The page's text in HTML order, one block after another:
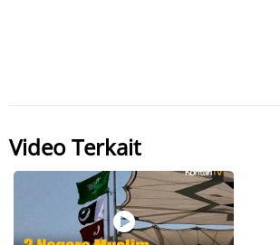
Video Terkait